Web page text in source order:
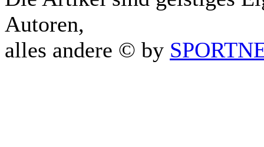
Autoren,
alles andere © by